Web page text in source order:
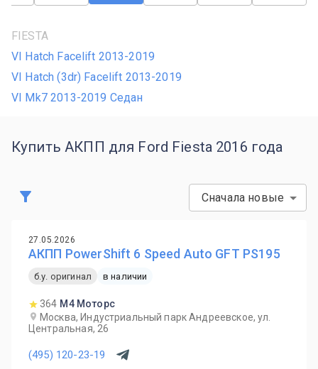
FIESTA
VI Hatch Facelift 2013-2019
VI Hatch (3dr) Facelift 2013-2019
VI Mk7 2013-2019 Седан
Купить АКПП для Ford Fiesta 2016 года
Сначала новые
27.05.2026
АКПП PowerShift 6 Speed Auto GFT PS195
б.у. оригинал в наличии
364 М4 Моторс
Москва, Индустриальный парк Андреевское, ул.
Центральная, 26
(495) 120-23-19